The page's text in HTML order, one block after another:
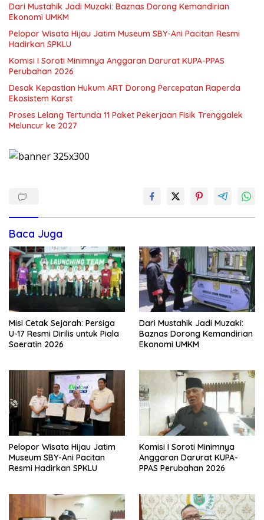
Dari Mustahik Jadi Muzaki: Baznas Dorong Kemandirian
Ekonomi UMKM
Pelopor Wisata Hijau Jatim Museum SBY-Ani Pacitan Resmi
Hadirkan SPKLU
Komisi I Soroti Minimnya Anggaran Darurat KUPA-PPAS
Perubahan 2026
Desak Kepastian Hukum ART Dorong Percepatan Raperda
Ekosistem Karst
Proses Lelang Tertunda 11 Paket Pekerjaan Fisik Trenggalek
Meluncur ke 2027
Baca Juga
Misi Cetak Sejarah: Persiga
U-17 Resmi Dirilis untuk Piala
Soeratin 2026
Dari Mustahik Jadi Muzaki:
Baznas Dorong Kemandirian
Ekonomi UMKM
Pelopor Wisata Hijau Jatim
Museum SBY-Ani Pacitan
Resmi Hadirkan SPKLU
Komisi I Soroti Minimnya
Anggaran Darurat KUPA-
PPAS Perubahan 2026